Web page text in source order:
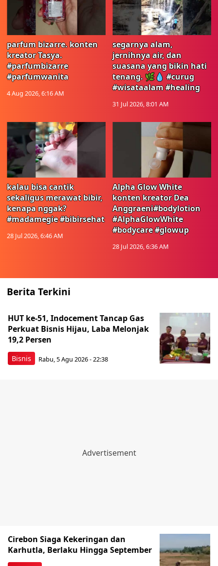
parfum bizarre. konten
kreator Tasya.
#parfumbizarre
#parfumwanita
4 Aug 2026, 6:16 AM
segarnya alam,
jernihnya air, dan
suasana yang bikin hati
tenang. 🌿💧 #curug
#wisataalam #healing
31 Jul 2026, 8:01 AM
kalau bisa cantik
sekaligus merawat bibir,
kenapa nggak?
#madamegie #bibirsehat
28 Jul 2026, 6:46 AM
Alpha Glow White
konten kreator Dea
Anggraeni#bodylotion
#AlphaGlowWhite
#bodycare #glowup
28 Jul 2026, 6:36 AM
Berita Terkini
Bisnis
HUT ke-51, Indocement Tancap Gas
Perkuat Bisnis Hijau, Laba Melonjak
19,2 Persen
Rabu, 5 Agu 2026 - 22:38
Cirebon Siaga Kekeringan dan
Karhutla, Berlaku Hingga September